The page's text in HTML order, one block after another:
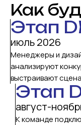
Как
Этап
июль 2026
Менеджеры и
анализируют
выстраивают
Этап
август-
К команде